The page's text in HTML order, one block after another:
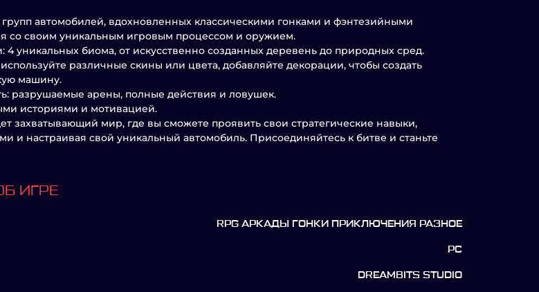
автомобилей, вдохновленных классическими гонками и фэнтезийными
со своим уникальным игровым процессом и оружием.
уникальных биома, от искусственно созданных деревень до природных сред.
различные скины или цвета, добавляйте декорации, чтобы создать
машину.
разрушаемые арены, полные действия и ловушек.
историями и мотивацией.
захватывающий мир, где вы сможете проявить свои стратегические навыки,
и настраивая свой уникальный автомобиль. Присоединяйтесь к битве и станьте
ИГРЕ
RPG АРКАДЫ ГОНКИ ПРИКЛЮЧЕНИЯ РАЗНОЕ
PC
DREAMBITS STUDIO